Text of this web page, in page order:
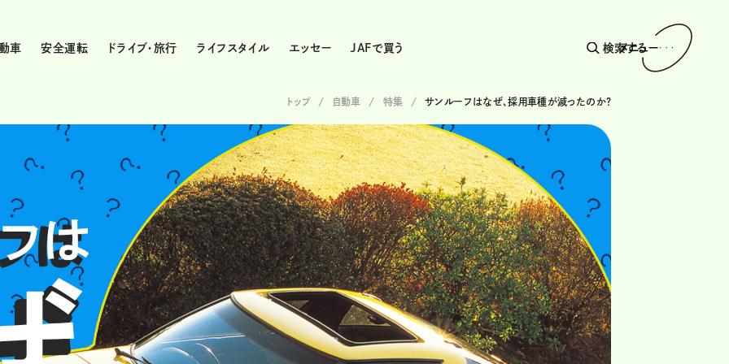
車 安全運転 ドライブ・旅行 ライフスタイル エッセー JAFで買う 検索する
メニュー
トップ 自動車 特集 サンルーフはなぜ、採用車種が減ったのか?